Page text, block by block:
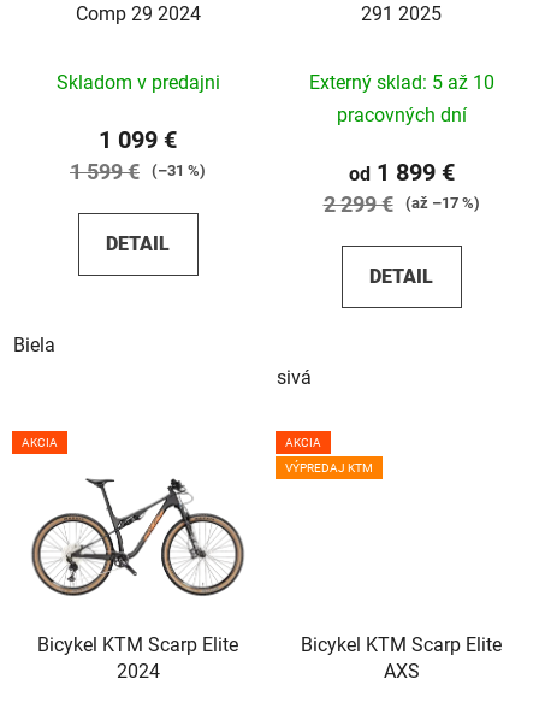
Comp 29 2024
Skladom v predajni
1 099 €
1 599 € (–31 %)
DETAIL
Biela
291 2025
Externý sklad: 5 až 10
pracovných dní
od1 899 €
2 299 € (až –17 %)
DETAIL
sivá
AKCIA
Bicykel KTM Scarp Elite
2024
AKCIA
VÝPREDAJ KTM
Bicykel KTM Scarp Elite
AXS